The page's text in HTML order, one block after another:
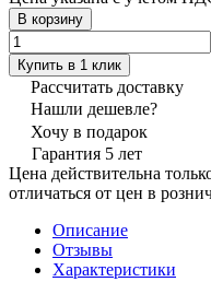
В корзину
Купить в 1 клик
Рассчитать доставку
Нашли дешевле?
Хочу в подарок
Гарантия 5 лет
Цена действительна
отличаться от цен в
Описание
Отзывы
Характеристики